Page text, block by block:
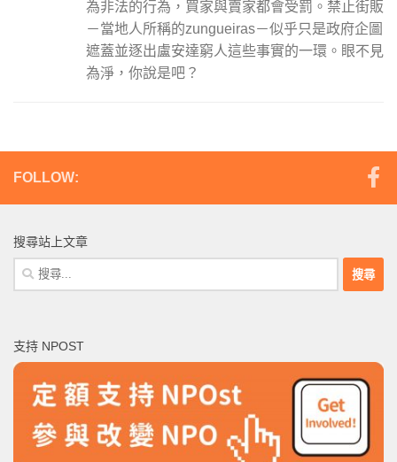
為非法的行為，買家與賣家都會受罰。禁止街販
－當地人所稱的zungueiras－似乎只是政府企圖
遮蓋並逐出盧安達窮人這些事實的一環。眼不見
為淨，你說是吧？
FOLLOW:
搜尋站上文章
搜
尋
字:
支持 NPOST